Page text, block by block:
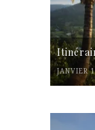
JANVIER